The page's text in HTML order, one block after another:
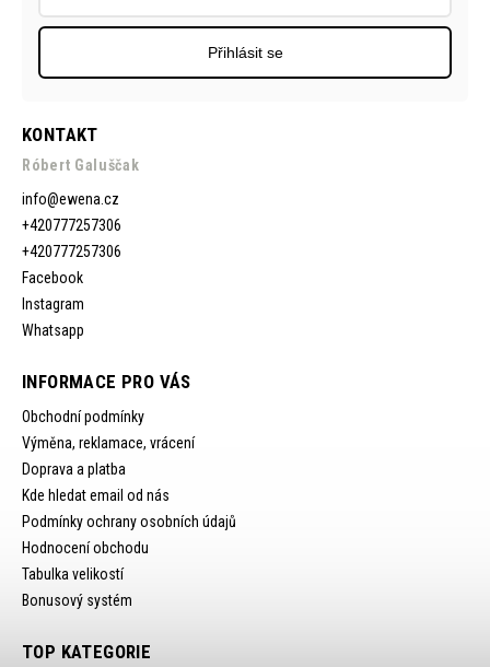
KONTAKT
Róbert Galuščak
info@ewena.cz
+420777257306
+420777257306
Facebook
Instagram
Whatsapp
INFORMACE PRO VÁS
Obchodní podmínky
Výměna, reklamace, vrácení
Doprava a platba
Kde hledat email od nás
Podmínky ochrany osobních údajů
Hodnocení obchodu
Tabulka velikostí
Bonusový systém
Přihlásit se
TOP KATEGORIE